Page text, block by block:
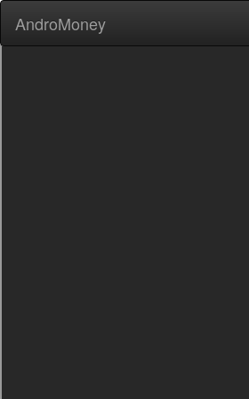
AndroMoney